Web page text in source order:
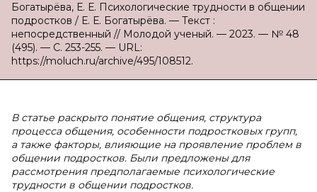
Богатырёва, Е. Е. Психологические трудности в общении
подростков / Е. Е. Богатырёва. — Текст :
непосредственный // Молодой ученый. — 2023. — № 48
(495). — С. 253-255. — URL:
https://moluch.ru/archive/495/108512.
В статье раскрыто понятие общения, структура
процесса общения, особенности подростковых групп,
а также факторы, влияющие на проявление проблем в
общении подростков. Были предложены для
рассмотрения предполагаемые психологические
трудности в общении подростков.